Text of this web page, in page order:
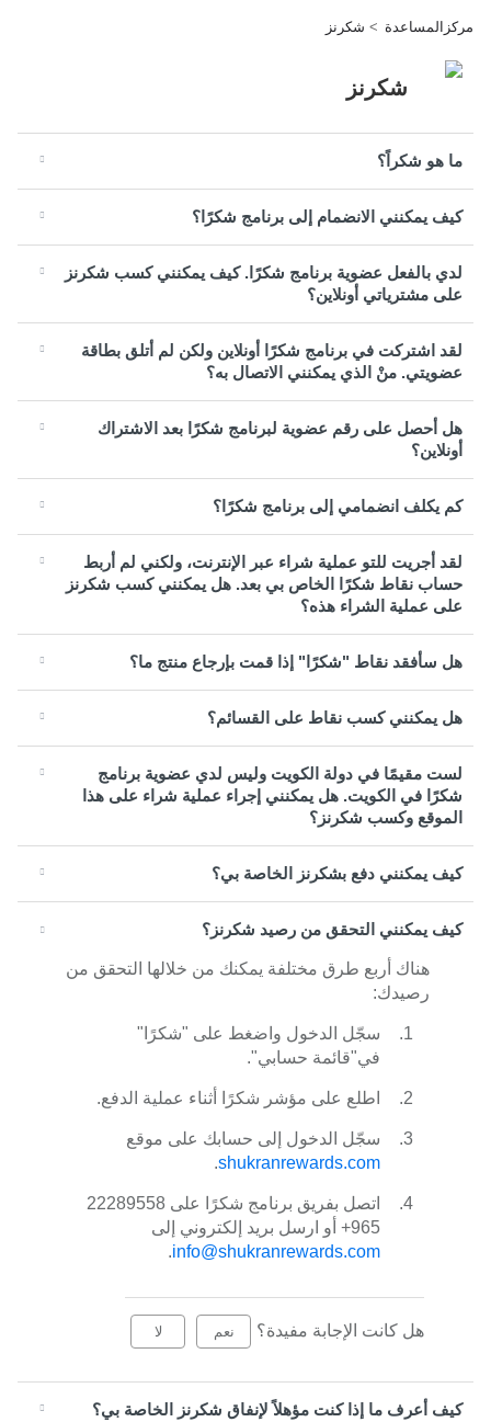
مركزالمساعدة شكرنز
شكرنز
ما هو شكراً؟
كيف يمكنني الانضمام إلى برنامج شكرًا؟
لدي بالفعل عضوية برنامج شكرًا. كيف يمكنني كسب شكرنز
على مشترياتي أونلاين؟
لقد اشتركت في برنامج شكرًا أونلاين ولكن لم أتلق بطاقة
عضويتي. منْ الذي يمكنني الاتصال به؟
هل أحصل على رقم عضوية لبرنامج شكرًا بعد الاشتراك
أونلاين؟
كم يكلف انضمامي إلى برنامج شكرًا؟
لقد أجريت للتو عملية شراء عبر الإنترنت، ولكني لم أربط
حساب نقاط شكرًا الخاص بي بعد. هل يمكنني كسب شكرنز
على عملية الشراء هذه؟
هل سأفقد نقاط "شكرًا" إذا قمت بإرجاع منتج ما؟
هل يمكنني كسب نقاط على القسائم؟
لست مقيمًا في دولة الكويت وليس لدي عضوية برنامج
شكرًا في الكويت. هل يمكنني إجراء عملية شراء على هذا
الموقع وكسب شكرنز؟
كيف يمكنني دفع بشكرنز الخاصة بي؟
كيف يمكنني التحقق من رصيد شكرنز؟
هناك أربع طرق مختلفة يمكنك من خلالها التحقق من
رصيدك:
سجّل الدخول واضغط على "شكرًا"
في"قائمة حسابي".
اطلع على مؤشر شكرًا أثناء عملية الدفع.
سجّل الدخول إلى حسابك على موقع
shukranrewards.com
.
اتصل بفريق برنامج شكرًا على 22289558
965+ أو ارسل بريد إلكتروني إلى
info@shukranrewards.com
.
هل كانت الإجابة مفيدة؟ نعم لا
كيف أعرف ما إذا كنت مؤهلاً لإنفاق شكرنز الخاصة بي؟